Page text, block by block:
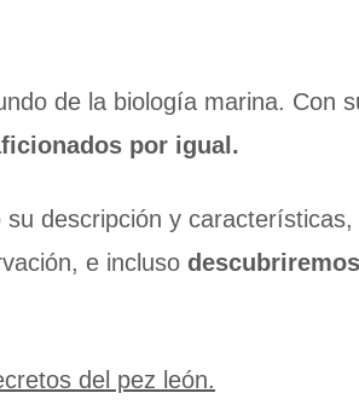
de la biología marina. Con
por igual.
descripción y
e incluso
del pez león.